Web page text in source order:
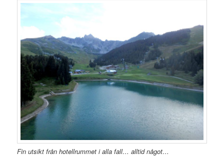
Fin utsikt från hotellrummet i alla fall… alltid något…